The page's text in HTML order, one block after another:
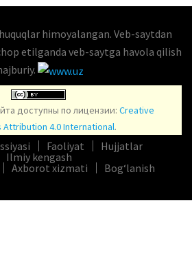
himoyalangan. Veb-saytdan
etilganda veb-saytga havola qilish
доступны по лицензии: Creative
Attribution 4.0 International.
Faoliyat
Hujjatlar
Ilmiy kengash
Axborot xizmati Bog‘lanish